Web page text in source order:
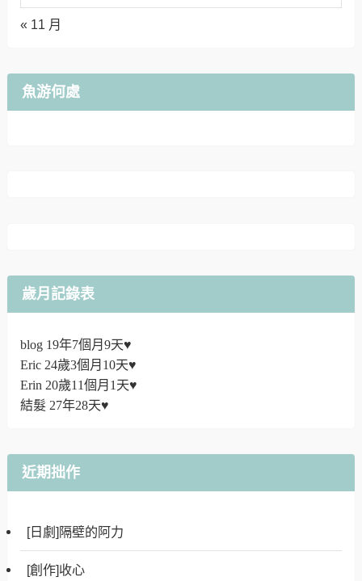
« 11 月
魚游何處
歲月記錄表
blog 19年7個月9天♥
Eric 24歲3個月10天♥
Erin 20歲11個月1天♥
結髮 27年28天♥
近期拙作
[日劇]隔壁的阿力
[創作]收心